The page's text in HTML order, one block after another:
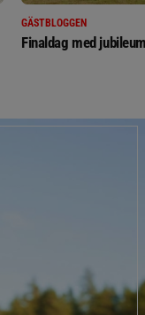
GÄSTBLOGGEN
Finaldag med